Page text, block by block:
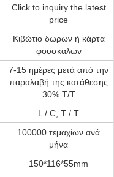
Click to inquiry the latest
price
Κιβώτιο δώρων ή κάρτα
φουσκαλών
7-15 ημέρες μετά από την
παραλαβή της κατάθεσης
30% T/T
L / C, T / T
100000 τεμαχίων ανά
μήνα
150*116*55mm